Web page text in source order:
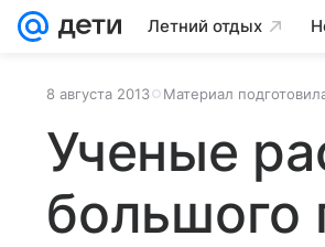
Летний отдых
8 августа 2013 Материал
Ученые
большого